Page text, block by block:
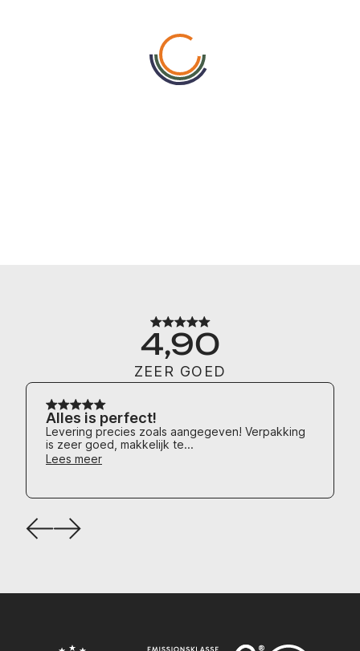
4,90
ZEER GOED
Alles is perfect!
Levering precies zoals aangegeven! Verpakking
is zeer goed, makkelijk te...
Lees meer